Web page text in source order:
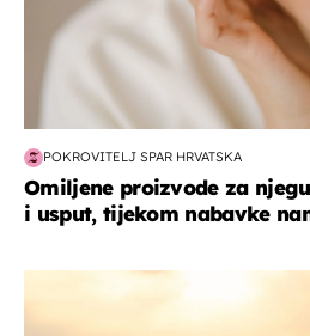
POKROVITELJ SPAR HRVATSKA
Omiljene proizvode za
i usput, tijekom nabavke